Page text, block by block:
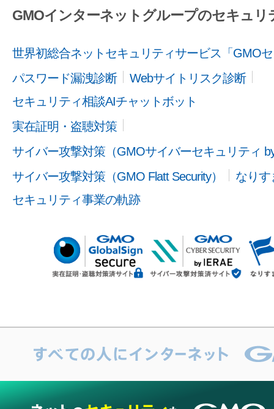
GMOインターネットグループのセキュリ
世界初総合ネットセキュリティサービス「GMO
パスワード漏洩診断
Webサイトリスク診断
セキュリティ相談AIチャットボット
実在証明・盗聴対策
サイバー攻撃対策（GMOサイバーセキュリティ
サイバー攻撃対策（GMO Flatt Security）
なりす
セキュリティ事業の軌跡